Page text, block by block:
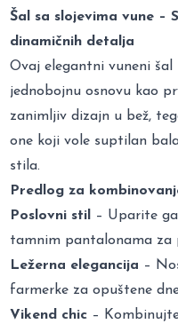
Šal sa slojevima vune –
dinamičnih detalja
Ovaj elegantni vuneni šal
jednobojnu osnovu kao
zanimljiv dizajn u bež,
one koji vole suptilan
stila.
Predlog za
Poslovni stil – Uparite
tamnim pantalonama za
Ležerna elegancija –
farmerke za opuštene
Vikend chic –